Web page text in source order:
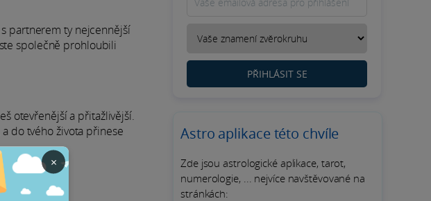
partnerem ty nejcennější
společně prohloubili
otevřenější a přitažlivější.
do tvého života přinese
PŘIHLÁSIT SE
Astro aplikace této chvíle
Zde jsou astrologické aplikace, tarot,
numerologie, ... nejvíce navštěvované na
stránkách:
×